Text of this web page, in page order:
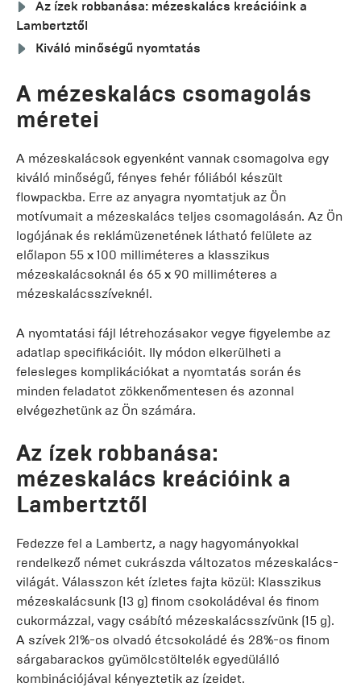
Az ízek robbanása: mézeskalács kreációink a
Lambertztől
Kiváló minőségű nyomtatás
A mézeskalács csomagolás
méretei
A mézeskalácsok egyenként vannak csomagolva egy
kiváló minőségű, fényes fehér fóliából készült
flowpackba. Erre az anyagra nyomtatjuk az Ön
motívumait a mézeskalács teljes csomagolásán. Az Ön
logójának és reklámüzenetének látható felülete az
előlapon 55 x 100 milliméteres a klasszikus
mézeskalácsoknál és 65 x 90 milliméteres a
mézeskalácsszíveknél.
A nyomtatási fájl létrehozásakor vegye figyelembe az
adatlap specifikációit. Ily módon elkerülheti a
felesleges komplikációkat a nyomtatás során és
minden feladatot zökkenőmentesen és azonnal
elvégezhetünk az Ön számára.
Az ízek robbanása:
mézeskalács kreációink a
Lambertztől
Fedezze fel a Lambertz, a nagy hagyományokkal
rendelkező német cukrászda változatos mézeskalács-
világát. Válasszon két ízletes fajta közül: Klasszikus
mézeskalácsunk (13 g) finom csokoládéval és finom
cukormázzal, vagy csábító mézeskalácsszívünk (15 g).
A szívek 21%-os olvadó étcsokoládé és 28%-os finom
sárgabarackos gyümölcstöltelék egyedülálló
kombinációjával kényeztetik az ízeidet.